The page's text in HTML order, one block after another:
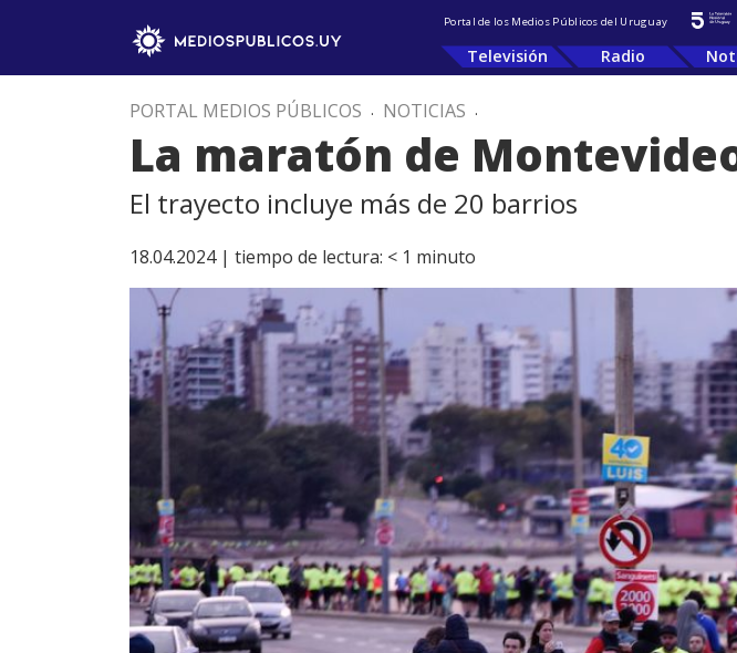
Portal de los Medios Públicos del Uruguay
Televisión Radio
PORTAL MEDIOS PÚBLICOS . NOTICIAS .
La maratón de
El trayecto incluye más de 20 barrios
18.04.2024 | tiempo de lectura: < 1 minuto